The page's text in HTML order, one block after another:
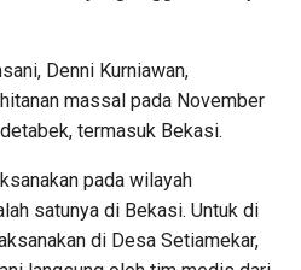
Denni Kurniawan,
massal pada November
termasuk Bekasi.
pada wilayah
satunya di Bekasi. Untuk di
di Desa Setiamekar,